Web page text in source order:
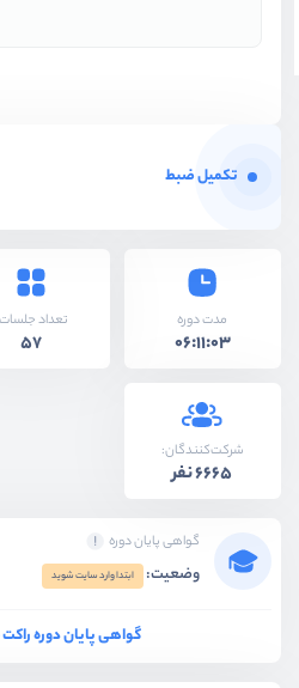
تکمیل ضبط
مدت دوره
06:11:03
تعداد
57
شرکت‌کنندگان:
6665 نفر
گواهی پایان دوره
وضعیت: ابتدا وارد سایت شوید
گواهی پایان دوره